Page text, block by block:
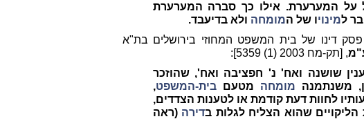
על המערערת. אילו כך סברה המערערת
למינויו של המומחה ולא בדיעבד.
דינו של בית המשפט המחוזי בירושלים בת"א
, [תק-מח 2003 (1) 5359]:
שושנה ואח' נ' חפציבה ואח', שהוזכר
משנתמנה מומחה מטעםבית-המשפט,
לחוות דעת קודמת או לטענות הצדדים,
הליקויים שהוא הצליח לגלות בדירה (ראה